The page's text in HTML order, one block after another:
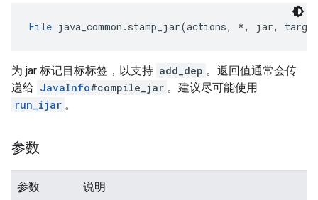
File java_common.stamp_jar(actions, *, jar,
为 jar 标记目标标签，以支持 add_dep 。返回值通常会传
递给 JavaInfo#compile_jar 。建议尽可能使用
run_ijar 。
参数
参数 说明